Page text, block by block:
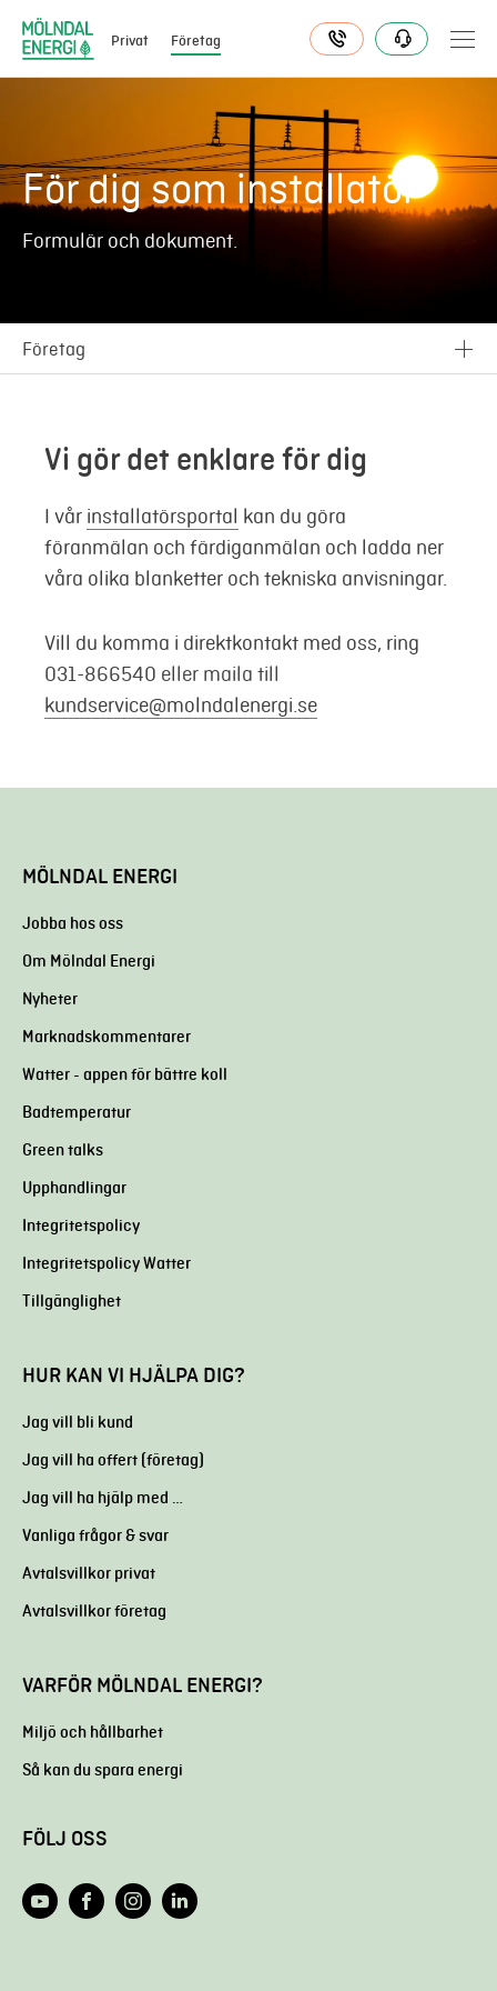
Privat Företag
Elavtal
Elnät
Energitjänster
Logga in
Mina sidor
För dig som installatör
Formulär och dokument.
Företag
Inpassering
Vi gör det enklare för dig
I vår installatörsportal kan du göra
föranmälan och färdiganmälan och ladda ner
våra olika blanketter och tekniska anvisningar.
Vill du komma i direktkontakt med oss, ring
031-866540 eller maila till
kundservice@molndalenergi.se
MÖLNDAL ENERGI
Jobba hos oss
Om Mölndal Energi
Nyheter
Marknadskommentarer
Watter - appen för bättre koll
Badtemperatur
Green talks
Upphandlingar
Integritetspolicy
Integritetspolicy Watter
Tillgänglighet
HUR KAN VI HJÄLPA DIG?
Jag vill bli kund
Jag vill ha offert (företag)
Jag vill ha hjälp med …
Vanliga frågor & svar
Avtalsvillkor privat
Avtalsvillkor företag
VARFÖR MÖLNDAL ENERGI?
Miljö och hållbarhet
Så kan du spara energi
FÖLJ OSS